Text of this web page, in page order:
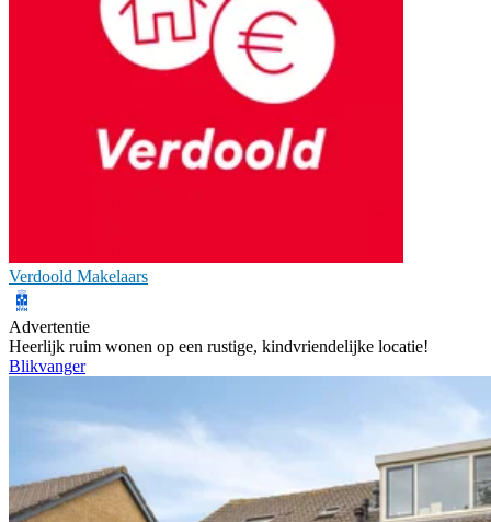
Verdoold Makelaars
Advertentie
Heerlijk ruim wonen op een rustige, kindvriendelijke locatie!
Blikvanger